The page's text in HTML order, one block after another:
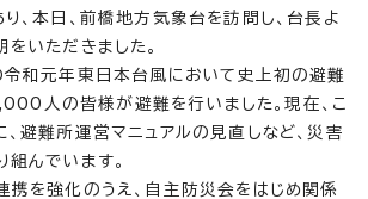
、本日、前橋地方気象台を訪問し、台長よ
いただきました。
令和元年東日本台風において史上初の避難
人の皆様が避難を行いました。現在、こ
避難所運営マニュアルの見直しなど、災害
んでいます。
携を強化のうえ、自主防災会をはじめ関係